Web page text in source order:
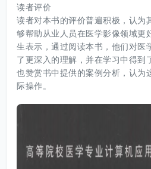
读者评价
读者对本书的评价普遍积极，认为
够帮助从业人员在医学影像领域更
生表示，通过阅读本书，他们对医
了更深入的理解，并在学习中得到
也赞赏书中提供的案例分析，认为
际操作。